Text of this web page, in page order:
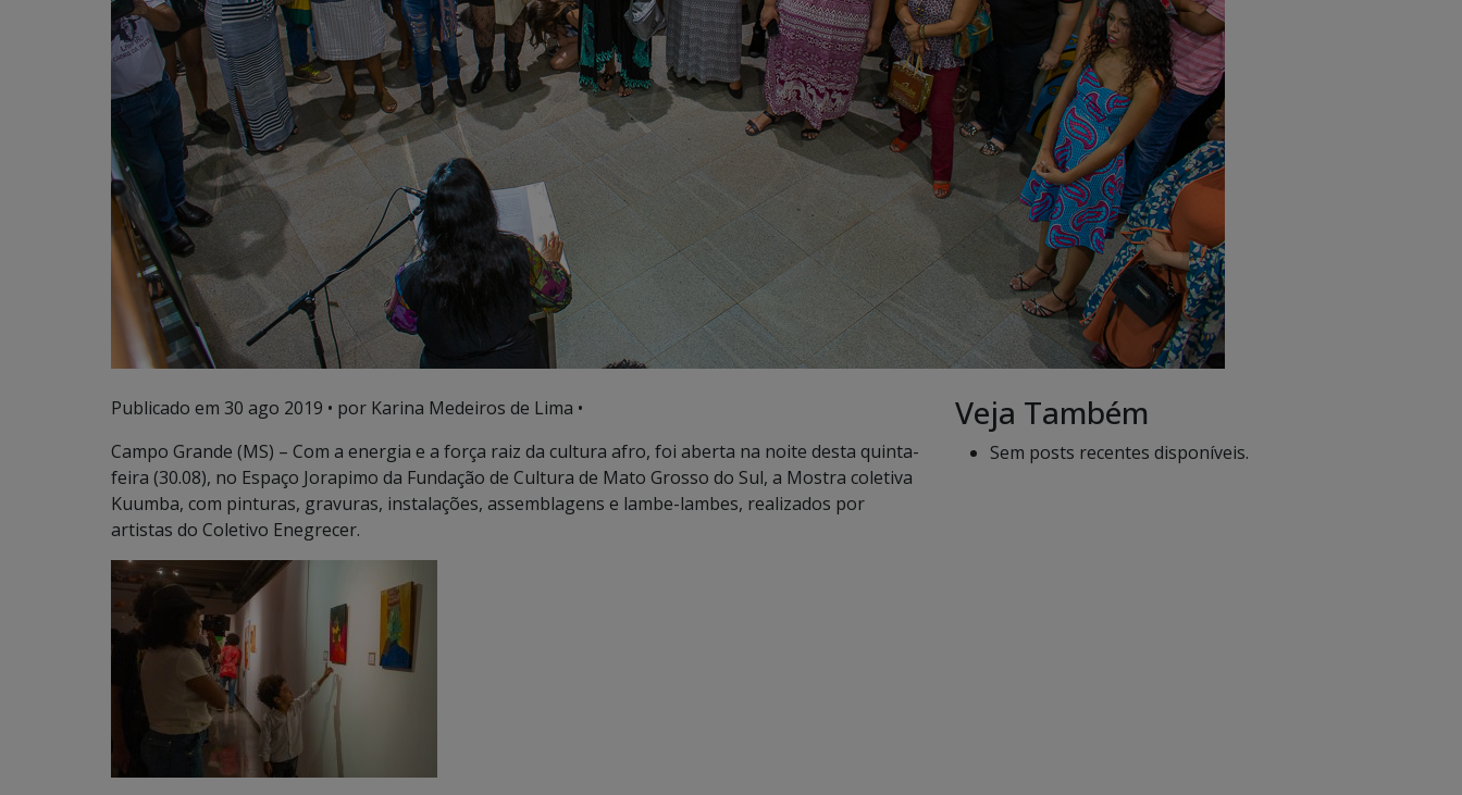
Publicado em 30 ago 2019 • por Karina Medeiros de Lima •
Campo Grande (MS) – Com a energia e a força raiz da cultura afro, foi aberta na noite desta quinta-
feira (30.08), no Espaço Jorapimo da Fundação de Cultura de Mato Grosso do Sul, a Mostra coletiva
Kuumba, com pinturas, gravuras, instalações, assemblagens e lambe-lambes, realizados por
artistas do Coletivo Enegrecer.
Veja Também
Sem posts recentes disponíveis.